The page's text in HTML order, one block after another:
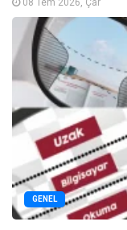
08 Tem 2026, Çar
GENEL